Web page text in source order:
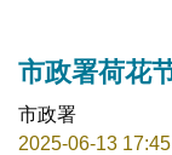
市政署荷花
市政署
2025-06-13 17:45